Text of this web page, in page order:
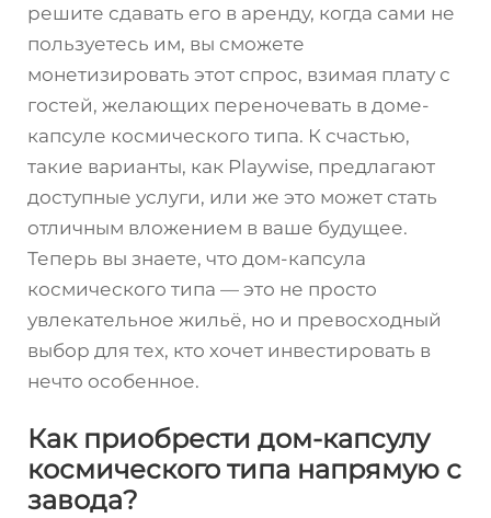
решите сдавать его в аренду, когда сами не
пользуетесь им, вы сможете
монетизировать этот спрос, взимая плату с
гостей, желающих переночевать в доме-
капсуле космического типа. К счастью,
такие варианты, как Playwise, предлагают
доступные услуги, или же это может стать
отличным вложением в ваше будущее.
Теперь вы знаете, что дом-капсула
космического типа — это не просто
увлекательное жильё, но и превосходный
выбор для тех, кто хочет инвестировать в
нечто особенное.
Как приобрести дом-капсулу
космического типа напрямую с
завода?